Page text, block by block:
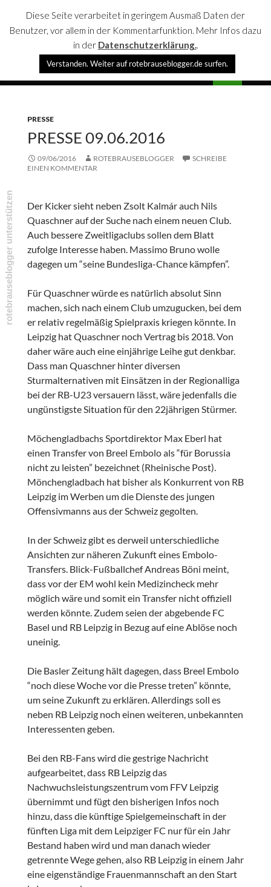
rotebrauseblogger
SPRINGE
PRESSE
PRESSE 09.06.2016
09/06/2016 ROTEBRAUSEBLOGGER
SCHREIBE
EINEN KOMMENTAR
Der Kicker sieht neben Zsolt Kalmár auch Nils
Quaschner auf der Suche nach einem neuen Club.
Auch bessere Zweitligaclubs sollen dem Blatt
zufolge Interesse haben. Massimo Bruno wolle
dagegen um “seine Bundesliga-Chance kämpfen”.
Für Quaschner würde es natürlich absolut Sinn
machen, sich nach einem Club umzugucken, bei dem
er relativ regelmäßig Spielpraxis kriegen könnte. In
Leipzig hat Quaschner noch Vertrag bis 2018. Von
daher wäre auch eine einjährige Leihe gut denkbar.
Dass man Quaschner hinter diversen
Sturmalternativen mit Einsätzen in der Regionalliga
bei der RB-U23 versauern lässt, wäre jedenfalls die
ungünstigste Situation für den 22jährigen Stürmer.
Möchengladbachs Sportdirektor Max Eberl hat
einen Transfer von Breel Embolo als “für Borussia
nicht zu leisten” bezeichnet (Rheinische Post).
Mönchengladbach hat bisher als Konkurrent von RB
Leipzig im Werben um die Dienste des jungen
Offensivmanns aus der Schweiz gegolten.
In der Schweiz gibt es derweil unterschiedliche
Ansichten zur näheren Zukunft eines Embolo-
Transfers. Blick-Fußballchef Andreas Böni meint,
dass vor der EM wohl kein Medizincheck mehr
möglich wäre und somit ein Transfer nicht offiziell
werden könnte. Zudem seien der abgebende FC
Basel und RB Leipzig in Bezug auf eine Ablöse noch
uneinig.
Die Basler Zeitung hält dagegen, dass Breel Embolo
“noch diese Woche vor die Presse treten” könnte,
um seine Zukunft zu erklären. Allerdings soll es
neben RB Leipzig noch einen weiteren, unbekannten
Interessenten geben.
Bei den RB-Fans wird die gestrige Nachricht
aufgearbeitet, dass RB Leipzig das
Nachwuchsleistungszentrum vom FFV Leipzig
übernimmt und fügt den bisherigen Infos noch
hinzu, dass die künftige Spielgemeinschaft in der
fünften Liga mit dem Leipziger FC nur für ein Jahr
Bestand haben wird und man danach wieder
getrennte Wege gehen, also RB Leipzig in einem Jahr
eine eigenständige Frauenmannschaft an den Start
Diese Seite verarbeitet in geringem Ausmaß Daten der
Benutzer, vor allem in der Kommentarfunktion. Mehr Infos dazu
in der Datenschutzerklärung..
Verstanden. Weiter auf rotebrauseblogger.de surfen.
rotebrauseblogger unterstützen